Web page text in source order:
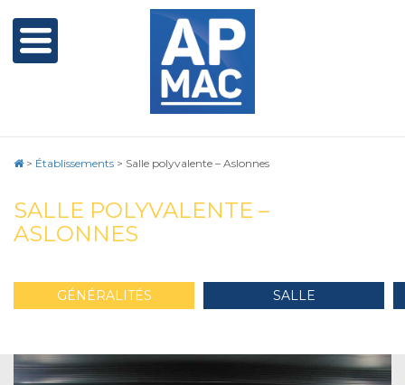
> Établissements > Salle polyvalente – Aslonnes
SALLE POLYVALENTE –
ASLONNES
GÉNÉRALITÉS SALLE